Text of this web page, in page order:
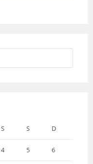
S S D
4 5 6